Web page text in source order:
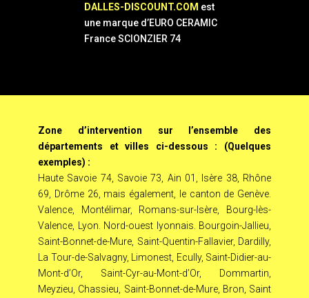
DALLES-DISCOUNT.COM est
une marque d’EURO CERAMIC
France SCIONZIER 74
Zone d’intervention sur l’ensemble des
départements et villes ci-dessous : (Quelques
exemples) :
Haute Savoie 74, Savoie 73, Ain 01, Isère 38, Rhône
69, Drôme 26, mais également, le canton de Genève.
Valence, Montélimar, Romans-sur-Isère, Bourg-lès-
Valence, Lyon. Nord-ouest lyonnais. Bourgoin-Jallieu,
Saint-Bonnet-de-Mure, Saint-Quentin-Fallavier, Dardilly,
La Tour-de-Salvagny, Limonest, Ecully, Saint-Didier-au-
Mont-d’Or, Saint-Cyr-au-Mont-d’Or, Dommartin,
Meyzieu, Chassieu, Saint-Bonnet-de-Mure, Bron, Saint